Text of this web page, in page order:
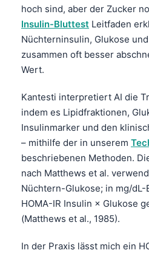
hoch sind, aber der Zucker
Insulin-Bluttest Leitfaden
Nüchterninsulin, Glukose
zusammen oft besser
Wert.
Kantesti interpretiert AI die
indem es Lipidfraktionen,
Insulinmarker und den
– mithilfe der in unserem
beschriebenen Methoden.
nach Matthews et al.
Nüchtern-Glukose; in mg/
HOMA-IR Insulin × Glukose
(Matthews et al., 1985).
In der Praxis lässt mich ein